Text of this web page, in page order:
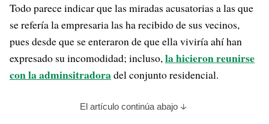
Todo parece indicar que las miradas acusatorias a las que
se refería la empresaria las ha recibido de sus vecinos,
pues desde que se enteraron de que ella viviría ahí han
expresado su incomodidad; incluso,la hicieron reunirse
con la adminsitradoradel conjunto residencial.
El artículo continúa abajo